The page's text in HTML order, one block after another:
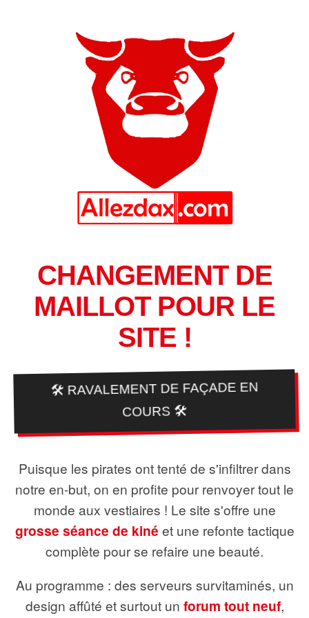
CHANGEMENT DE
MAILLOT POUR LE
SITE !
🛠️ RAVALEMENT DE FAÇADE EN
COURS 🛠️
Puisque les pirates ont tenté de s'infiltrer dans
notre en-but, on en profite pour renvoyer tout le
monde aux vestiaires ! Le site s'offre une
grosse séance de kiné et une refonte tactique
complète pour se refaire une beauté.
Au programme : des serveurs survitaminés, un
design affûté et surtout un forum tout neuf,